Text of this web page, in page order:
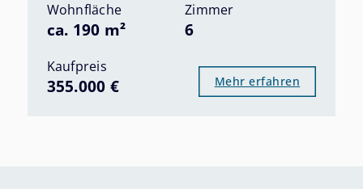
Wohnfläche
ca. 190 m²
Zimmer
6
Kaufpreis
355.000 € Mehr erfahren